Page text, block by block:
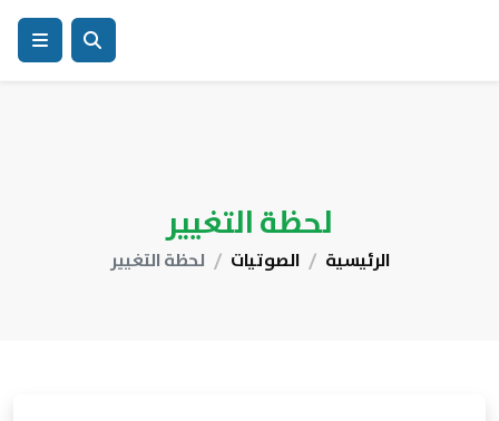
لحظة التغيير
الرئيسية الصوتيات لحظة التغيير